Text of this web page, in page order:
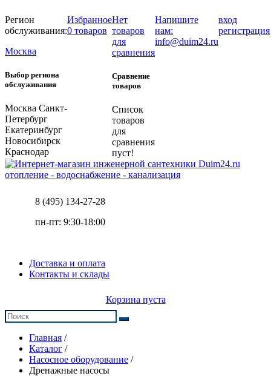
Регион
обслуживания:
Москва
Выбор региона
обслуживания
Москва Санкт-
Петербург
Екатеринбург
Новосибирск
Краснодар
Избранное
0 товаров
Нет
товаров
для
сравнения
Сравнение
товаров
Список
товаров
для
сравнения
пуст!
Напишите
нам:
info@duim24.ru
вход
регистрация
отопление - водоснабжение - канализация
8 (495) 134-27-28
пн-пт: 9:30-18:00
Доставка и оплата
Контакты и склады
Корзина пуста
Главная /
Каталог /
Насосное оборудование /
Дренажные насосы